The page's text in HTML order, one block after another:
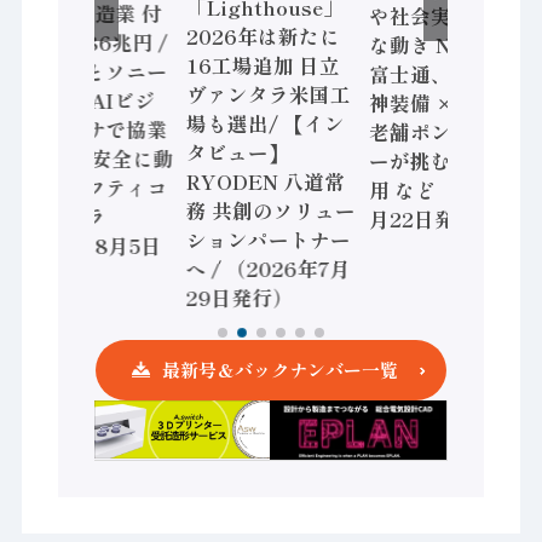
2024年製造業 付
加価値額86兆円 /
三菱電機とソニー
セミコン AIビジ
ョンセンサで協業
/ IDEC、安全に動
かすセーフティコ
ントローラ
（2026年8月5日
「Lighthouse」
2026年は新たに
16工場追加 日立
ヴァンタラ米国工
場も選出/ 【イン
タビュー】
RYODEN 八道常
務 共創のソリュー
ションパートナー
へ / （2026年7月
29日発行）
や社会実装に活発
な動き Noetra、
富士通、日立 / 兵
神装備 × HMS、
老舗ポンプメーカ
ーが挑むデータ活
用 など（2026年7
月22日発行）
最新号＆バックナンバー一覧